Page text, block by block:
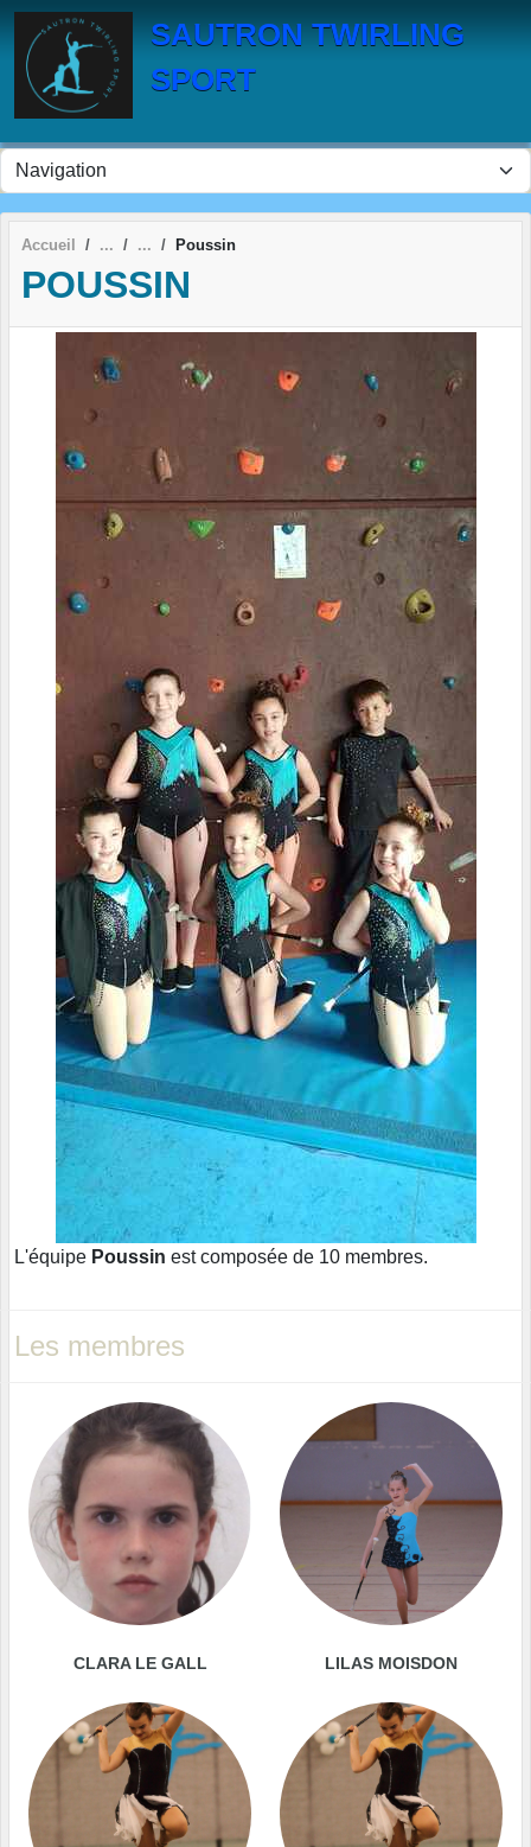
SAUTRON TWIRLING
SPORT
Accueil Poussin
POUSSIN
L'équipe Poussin est composée de 10 membres.
Les membres
CLARA LE GALL LILAS MOISDON
Panneau de gestion des cookies